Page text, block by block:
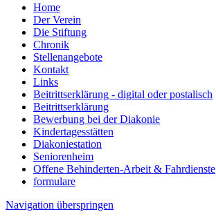
Home
Der Verein
Die Stiftung
Chronik
Stellenangebote
Kontakt
Links
Beitrittserklärung - digital oder postalisch
Beitrittserklärung
Bewerbung bei der Diakonie
Kindertagesstätten
Diakoniestation
Seniorenheim
Offene Behinderten-Arbeit & Fahrdienste
formulare
Navigation überspringen